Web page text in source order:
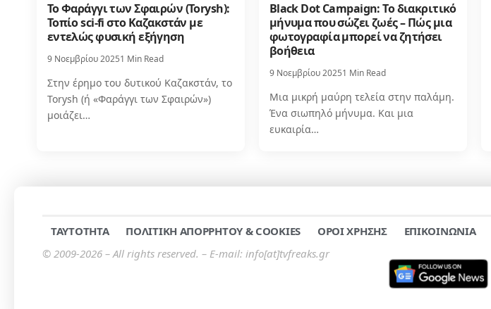
Το Φαράγγι των Σφαιρών (Torysh):
Τοπίο sci-fi στο Καζακστάν με
εντελώς φυσική εξήγηση
9 Νοεμβρίου 20251 Min Read
Στην έρημο του δυτικού Καζακστάν, το
Torysh (ή «Φαράγγι των Σφαιρών»)
μοιάζει…
Black Dot Campaign: Το διακριτικό
μήνυμα που σώζει ζωές – Πώς μια
φωτογραφία μπορεί να ζητήσει
βοήθεια
9 Νοεμβρίου 20251 Min Read
Μια μικρή μαύρη τελεία στην παλάμη.
Ένα σιωπηλό μήνυμα. Και μια
ευκαιρία…
TAYTOTHTA ΠΟΛΙΤΙΚΗ ΑΠΟΡΡΗΤΟΥ & COOKIES ΟΡΟΙ ΧΡΗΣΗΣ
ΕΠΙΚΟΙΝΩΝΙΑ
© 2009-2026 – All rights reserved. – E-mail: info[at]tvfreaks.gr